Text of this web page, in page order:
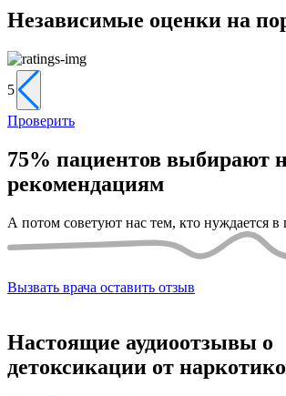
Независимые оценки на
5
Проверить
75% пациентов выбирают
рекомендациям
А потом советуют нас тем, кто нуждается
Вызвать врача оставить отзыв
Настоящие аудиоотзывы о
детоксикации от